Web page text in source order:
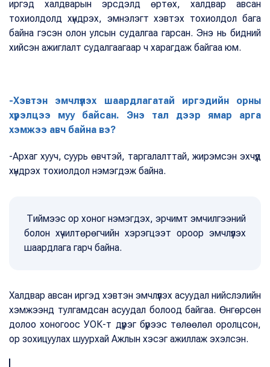
иргэд халдварын эрсдэлд өртөх, халдвар авсан
тохиолдолд хүндрэх, эмнэлэгт хэвтэх тохиолдол бага
байна гэсэн олон улсын судалгаа гарсан. Энэ нь бидний
хийсэн ажиглалт судалгаагаар ч харагдаж байгаа юм.
-Хэвтэн эмчлүүлэх шаардлагатай иргэдийн орны
хүрэлцээ муу байсан. Энэ тал дээр ямар арга
хэмжээ авч байна вэ?
-Архаг хууч, суурь өвчтэй, таргалалттай, жирэмсэн эхчүүд
хүндрэх тохиолдол нэмэгдэж байна.
Тиймээс ор хоног нэмэгдэх, эрчимт эмчилгээний
болон хүчилтөрөгчийн хэрэгцээт ороор эмчлүүлэх
шаардлага гарч байна.
Халдвар авсан иргэд хэвтэн эмчлүүлэх асуудал нийслэлийн
хэмжээнд тулгамдсан асуудал болоод байгаа. Өнгөрсөн
долоо хоногоос УОК-т дүүрэг бүрээс төлөөлөл оролцсон,
ор зохицуулах шуурхай Ажлын хэсэг ажиллаж эхэлсэн.